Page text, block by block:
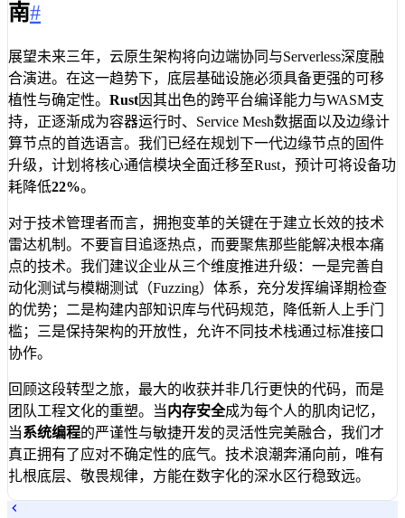
南#
展望未来三年，云原生架构将向边端协同与Serverless深度融
合演进。在这一趋势下，底层基础设施必须具备更强的可移
植性与确定性。 Rust因其出色的跨平台编译能力与WASM支
持，正逐渐成为容器运行时、Service Mesh数据面以及边缘计
算节点的首选语言。我们已经在规划下一代边缘节点的固件
升级，计划将核心通信模块全面迁移至Rust，预计可将设备功
耗降低22%。
对于技术管理者而言，拥抱变革的关键在于建立长效的技术
雷达机制。不要盲目追逐热点，而要聚焦那些能解决根本痛
点的技术。我们建议企业从三个维度推进升级：一是完善自
动化测试与模糊测试（Fuzzing）体系，充分发挥编译期检查
的优势；二是构建内部知识库与代码规范，降低新人上手门
槛；三是保持架构的开放性，允许不同技术栈通过标准接口
协作。
回顾这段转型之旅，最大的收获并非几行更快的代码，而是
团队工程文化的重塑。当内存安全成为每个人的肌肉记忆，
当系统编程的严谨性与敏捷开发的灵活性完美融合，我们才
真正拥有了应对不确定性的底气。技术浪潮奔涌向前，唯有
扎根底层、敬畏规律，方能在数字化的深水区行稳致远。